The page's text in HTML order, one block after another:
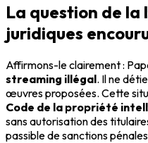
La question de la
juridiques
Affirmons-le clairement :
streaming illégal. Il ne
œuvres proposées. Cette
Code de la propriété
sans autorisation des
passible de sanctions